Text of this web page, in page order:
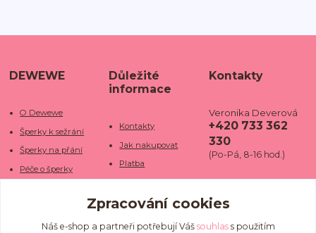
DEWEWE
O Dewewe
Šperky k sežrání
Šperky na přání
Péče o šperky
Kamenné obchody
Fotogalerie
Důležité
informace
Kontakty
Jak nakupovat
Platba
Doba dodání
Doprava
Kontakty
Veronika Deverová
+420 733 362
330
(Po-Pá, 8-16 hod.)
we.cz
Zpracování cookies
Náš e-shop a partneři potřebují Váš souhlass použitím